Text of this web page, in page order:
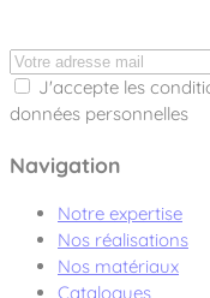
J'accepte les
données personnelles
Navigation
Notre expertise
Nos réalisations
Nos matériaux
Catalogues